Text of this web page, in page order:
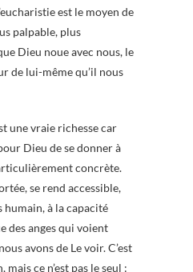
est le moyen de
palpable, plus
Dieu noue avec nous, le
de lui-même qu’il nous
une vraie richesse car
Dieu de se donner à
concrète.
se rend accessible,
humain, à la capacité
des anges qui voient
avons de Le voir. C’est
ce n’est pas le seul :